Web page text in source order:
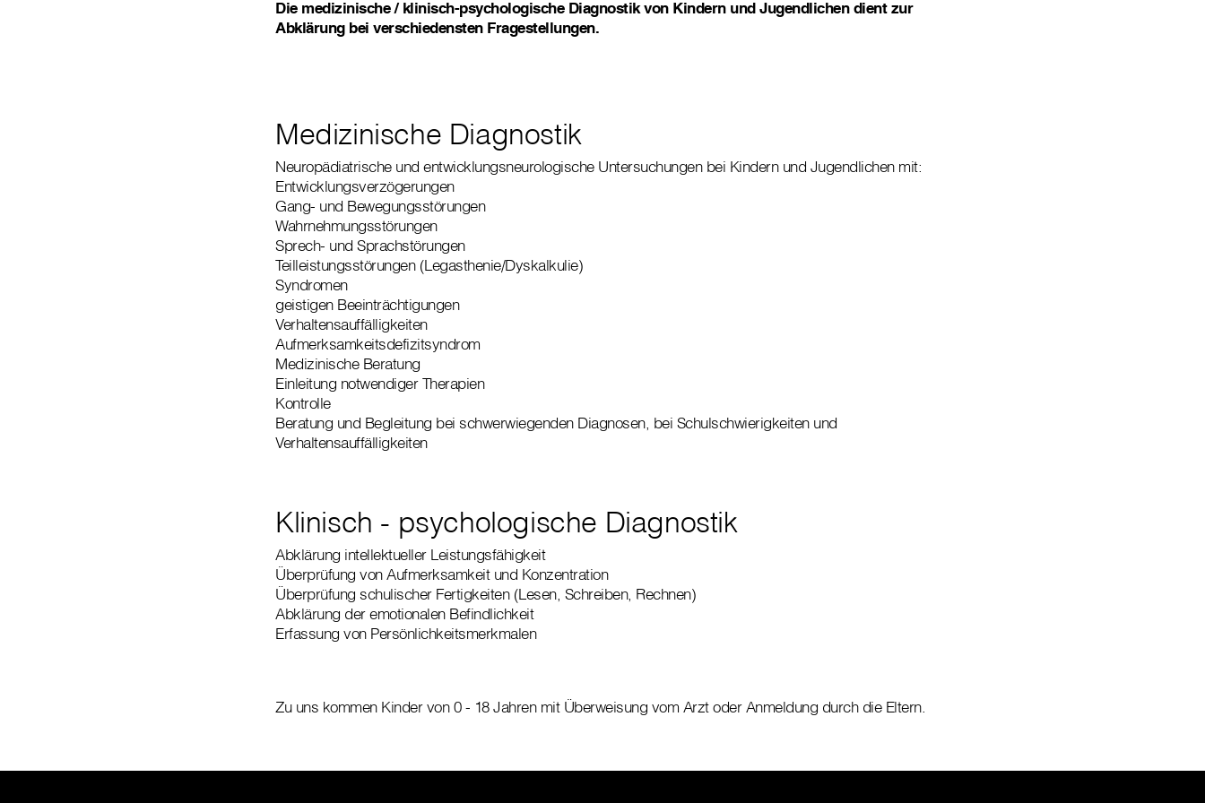
Die medizinische / klinisch-psychologische Diagnostik von Kindern und Jugendlichen dient zur
Abklärung bei verschiedensten Fragestellungen.
Medizinische Diagnostik
Neuropädiatrische und entwicklungsneurologische Untersuchungen bei Kindern und Jugendlichen mit:
Entwicklungsverzögerungen
Gang- und Bewegungsstörungen
Wahrnehmungsstörungen
Sprech- und Sprachstörungen
Teilleistungsstörungen (Legasthenie/Dyskalkulie)
Syndromen
geistigen Beeinträchtigungen
Verhaltensauffälligkeiten
Aufmerksamkeitsdefizitsyndrom
Medizinische Beratung
Einleitung notwendiger Therapien
Kontrolle
Beratung und Begleitung bei schwerwiegenden Diagnosen, bei Schulschwierigkeiten und
Verhaltensauffälligkeiten
Klinisch - psychologische Diagnostik
Abklärung intellektueller Leistungsfähigkeit
Überprüfung von Aufmerksamkeit und Konzentration
Überprüfung schulischer Fertigkeiten (Lesen, Schreiben, Rechnen)
Abklärung der emotionalen Befindlichkeit
Erfassung von Persönlichkeitsmerkmalen
Zu uns kommen Kinder von 0 - 18 Jahren mit Überweisung vom Arzt oder Anmeldung durch die Eltern.